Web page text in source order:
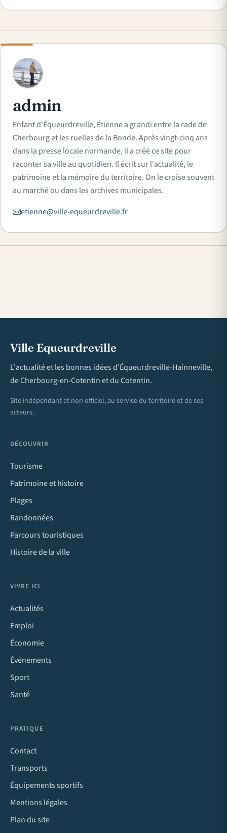
A
admin
Enfant d'Équeurdreville, Étienne a grandi entre la rade de
Cherbourg et les ruelles de la Bonde. Après vingt-cinq ans
dans la presse locale normande, il a créé ce site pour
raconter sa ville au quotidien. Il écrit sur l'actualité, le
patrimoine et la mémoire du territoire. On le croise souvent
au marché ou dans les archives municipales.
etienne@ville-equeurdreville.fr
Ville Equeurdreville
L'actualité et les bonnes idées d'Équeurdreville-Hainneville,
de Cherbourg-en-Cotentin et du Cotentin.
Site indépendant et non officiel, au service du territoire et de ses
acteurs.
DÉCOUVRIR
Tourisme
Patrimoine et histoire
Plages
Randonnées
Parcours touristiques
Histoire de la ville
VIVRE ICI
Actualités
Emploi
Économie
Événements
Sport
Santé
PRATIQUE
Contact
Transports
Équipements sportifs
Mentions légales
Plan du site